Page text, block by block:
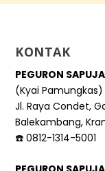
KONTAK
PEGURON
(Kyai Pamungkas)
Jl. Raya Condet,
Balekambang,
☎️ 0812-1314-5001